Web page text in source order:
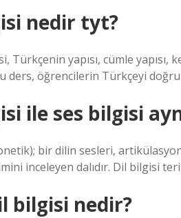
nedir tyt?
Türkçenin yapısı, cümle
ders, öğrencilerin Türkçeyi
ile ses bilgisi
bir dilin sesleri,
inceleyen dalıdır. Dil bilgisi
bilgisi nedir?